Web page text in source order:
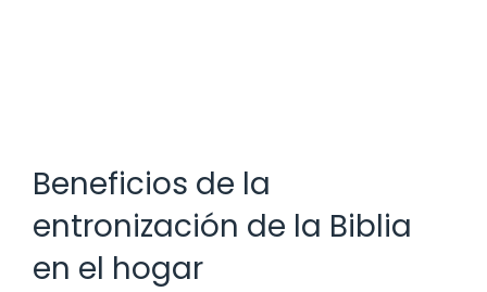
Beneficios de la
entronización de la Biblia
en el hogar